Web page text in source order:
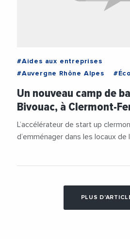
#Aides aux entreprises
#Auvergne Rhône Alpes
Un nouveau camp de
Bivouac, à Clermont-
L’accélérateur de start up
d’emménager dans les locaux de
PLUS